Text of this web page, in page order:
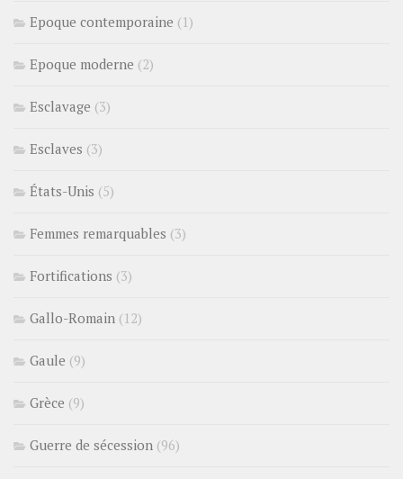
Epoque contemporaine (1)
Epoque moderne (2)
Esclavage (3)
Esclaves (3)
États-Unis (5)
Femmes remarquables (3)
Fortifications (3)
Gallo-Romain (12)
Gaule (9)
Grèce (9)
Guerre de sécession (96)